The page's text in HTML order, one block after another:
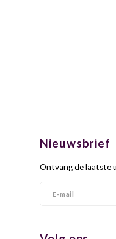
Nieuwsbrief
Ontvang de laatste